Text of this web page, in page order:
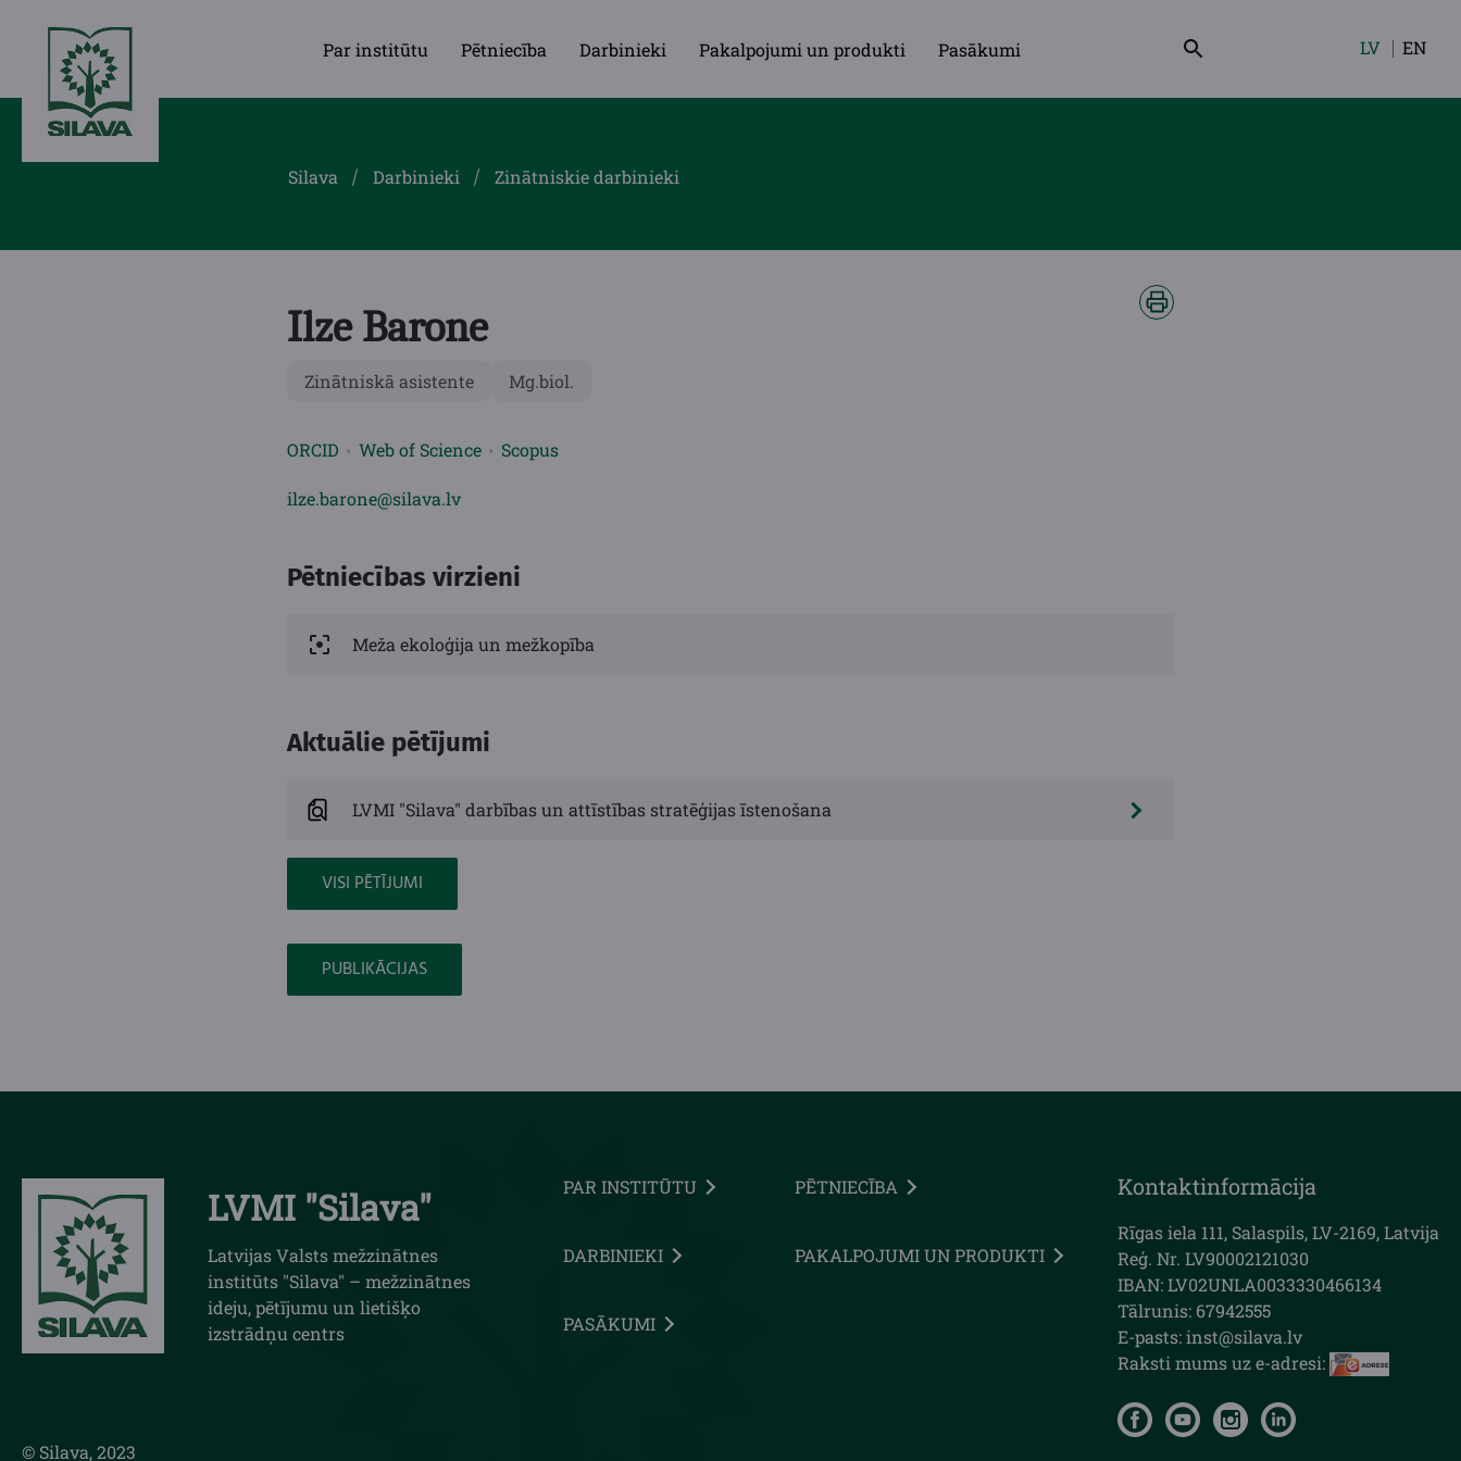
Par institūtu Pētniecība Darbinieki Pakalpojumi un produkti Pasākumi
Izvēlieties
LV EN
Silava Darbinieki Zinātniskie darbinieki
Ilze Barone
Zinātniskā asistente Mg.biol.
ORCID Web of Science Scopus
ilze.barone@silava.lv
Pētniecības virzieni
Meža ekoloģija un mežkopība
Aktuālie pētījumi
LVMI "Silava" darbības un attīstības stratēģijas īstenošana
VISI PĒTĪJUMI
PUBLIKĀCIJAS
© Silava, 2023
LVMI "Silava"
Latvijas Valsts mežzinātnes
institūts "Silava" – mežzinātnes
ideju, pētījumu un lietišķo
izstrādņu centrs
PAR INSTITŪTU PĒTNIECĪBA
DARBINIEKI PAKALPOJUMI UN PRODUKTI
PASĀKUMI
Kontaktinformācija
Rīgas iela 111, Salaspils, LV-2169, Latvija
Reģ. Nr. LV90002121030
IBAN: LV02UNLA0033330466134
Tālrunis: 67942555
E-pasts: inst@silava.lv
Raksti mums uz e-adresi: